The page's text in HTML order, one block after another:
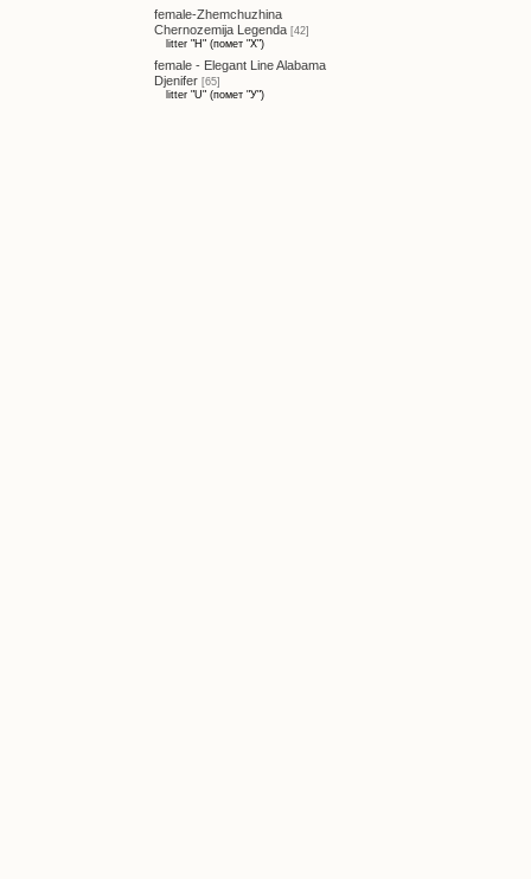
female-Zhemchuzhina
Chernozemija Legenda [42]
litter "H" (помет "Х")
female - Elegant Line Alabama
Djenifer [65]
litter "U" (помет "У")